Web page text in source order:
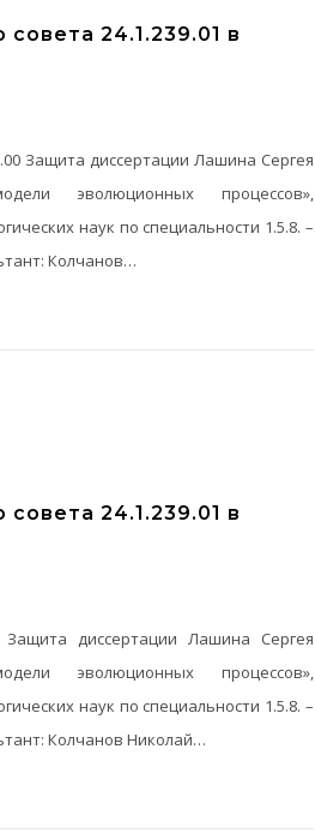
24.1.239.01 в
диссертации Лашина Сергея
эволюционных процессов»,
наук по специальности 1.5.8. –
Колчанов…
24.1.239.01 в
диссертации Лашина Сергея
эволюционных процессов»,
наук по специальности 1.5.8. –
Колчанов Николай…